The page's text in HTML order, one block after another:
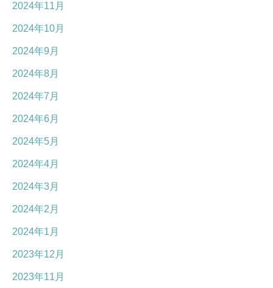
2024年11月
2024年10月
2024年9月
2024年8月
2024年7月
2024年6月
2024年5月
2024年4月
2024年3月
2024年2月
2024年1月
2023年12月
2023年11月